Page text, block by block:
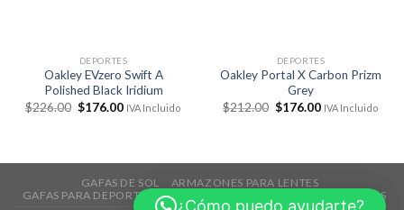
DEPORTES
Oakley EVzero Swift A
Polished Black Iridium
$226.00 El
$176.00ElIVA Incluido
DEPORTES
Oakley Portal X Carbon Prizm
Grey
$212.00 El
$176.00ElIVA Incluido
GAFAS DE SOL
ARMAZONES PARA LENTES
GAFAS PARA DEPORTES
TECNOLOGÍA REBAJAS
¿Cómo puedo ayudarte?